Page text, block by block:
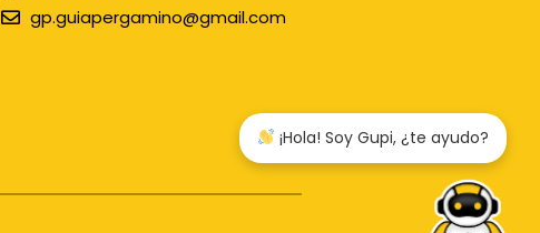
gp.guiapergamino@gmail.com
¡Hola! Soy Gupi, ¿te ayudo?